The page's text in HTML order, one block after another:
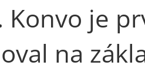
Konvo je
na